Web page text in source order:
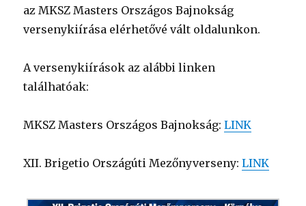
az MKSZ Masters Országos Bajnokság
versenykiírása elérhetővé vált oldalunkon.
A versenykiírások az alábbi linken
találhatóak:
MKSZ Masters Országos Bajnokság:LINK
XII. Brigetio Országúti Mezőnyverseny:LINK